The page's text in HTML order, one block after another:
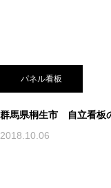
パネル看板
群馬県桐生市 自立看板
2018.10.06